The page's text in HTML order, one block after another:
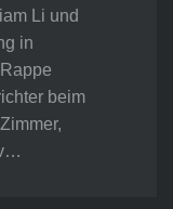
Li und
in
beim